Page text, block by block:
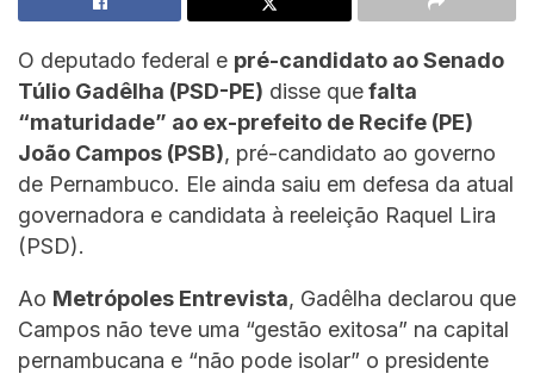
O deputado federal e pré-candidato ao Senado
Túlio Gadêlha (PSD-PE) disse quefalta
“maturidade” ao ex-prefeito de Recife (PE)
João Campos (PSB), pré-candidato ao governo
de Pernambuco. Ele ainda saiu em defesa da atual
governadora e candidata à reeleição Raquel Lira
(PSD).
Ao Metrópoles Entrevista, Gadêlha declarou que
Campos não teve uma “gestão exitosa” na capital
pernambucana e “não pode isolar” o presidente